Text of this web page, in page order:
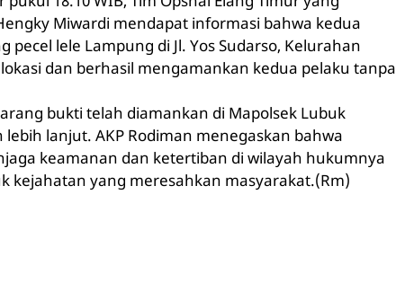
Miwardi mendapat informasi bahwa kedua
lele Lampung di Jl. Yos Sudarso, Kelurahan
dan berhasil mengamankan kedua pelaku tanpa
bukti telah diamankan di Mapolsek Lubuk
lanjut. AKP Rodiman menegaskan bahwa
keamanan dan ketertiban di wilayah hukumnya
kejahatan yang meresahkan masyarakat.(Rm)